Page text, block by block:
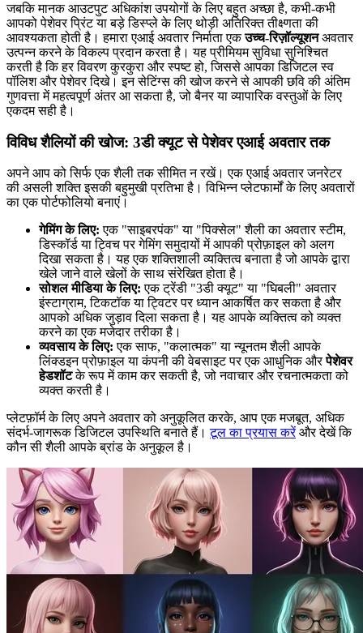
जबकि मानक आउटपुट अधिकांश उपयोगों के लिए बहुत अच्छा है, कभी-कभी
आपको पेशेवर प्रिंट या बड़े डिस्प्ले के लिए थोड़ी अतिरिक्त तीक्ष्णता की
आवश्यकता होती है। हमारा एआई अवतार निर्माता एकउच्च-रिज़ॉल्यूशनअवतार
उत्पन्न करने के विकल्प प्रदान करता है। यह प्रीमियम सुविधा सुनिश्चित
करती है कि हर विवरण कुरकुरा और स्पष्ट हो, जिससे आपका डिजिटल स्व
पॉलिश और पेशेवर दिखे। इन सेटिंग्स की खोज करने से आपकी छवि की अंतिम
गुणवत्ता में महत्वपूर्ण अंतर आ सकता है, जो बैनर या व्यापारिक वस्तुओं के लिए
एकदम सही है।
विविध शैलियों की खोज: 3डी क्यूट से पेशेवर एआई अवतार तक
अपने आप को सिर्फ एक शैली तक सीमित न रखें। एक एआई अवतार जनरेटर
की असली शक्ति इसकी बहुमुखी प्रतिभा है। विभिन्न प्लेटफार्मों के लिए अवतारों
का एक पोर्टफोलियो बनाएं।
गेमिंग के लिए: एक "साइबरपंक" या "पिक्सेल" शैली का अवतार स्टीम,
डिस्कॉर्ड या ट्विच पर गेमिंग समुदायों में आपकी प्रोफ़ाइल को अलग
दिखा सकता है। यह एक शक्तिशाली व्यक्तित्व बनाता है जो आपके द्वारा
खेले जाने वाले खेलों के साथ संरेखित होता है।
सोशल मीडिया के लिए: एक ट्रेंडी "3डी क्यूट" या "घिबली" अवतार
इंस्टाग्राम, टिकटॉक या ट्विटर पर ध्यान आकर्षित कर सकता है और
आपको अधिक जुड़ाव दिला सकता है। यह आपके व्यक्तित्व को व्यक्त
करने का एक मजेदार तरीका है।
व्यवसाय के लिए: एक साफ, "कलात्मक" या न्यूनतम शैली आपके
लिंक्डइन प्रोफ़ाइल या कंपनी की वेबसाइट पर एक आधुनिक औरपेशेवर
हेडशॉटके रूप में काम कर सकती है, जो नवाचार और रचनात्मकता को
व्यक्त करती है।
प्लेटफ़ॉर्म के लिए अपने अवतार को अनुकूलित करके, आप एक मजबूत, अधिक
संदर्भ-जागरूक डिजिटल उपस्थिति बनाते हैं।टूल का प्रयास करेंऔर देखें कि
कौन सी शैली आपके ब्रांड के अनुकूल है।